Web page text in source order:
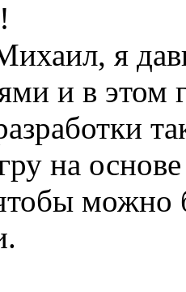
я
и в этом
на
можно